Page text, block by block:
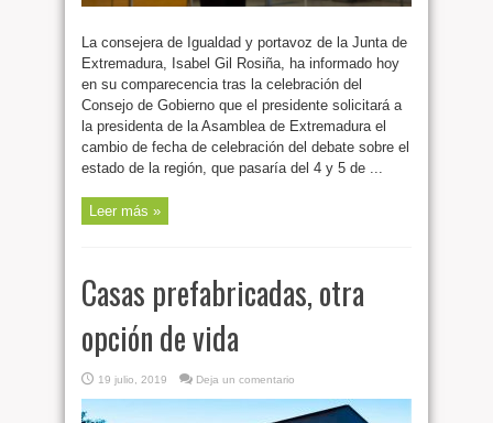
La consejera de Igualdad y portavoz de la Junta de
Extremadura, Isabel Gil Rosiña, ha informado hoy
en su comparecencia tras la celebración del
Consejo de Gobierno que el presidente solicitará a
la presidenta de la Asamblea de Extremadura el
cambio de fecha de celebración del debate sobre el
estado de la región, que pasaría del 4 y 5 de ...
Leer más »
Casas prefabricadas, otra
opción de vida
19 julio, 2019 Deja un comentario